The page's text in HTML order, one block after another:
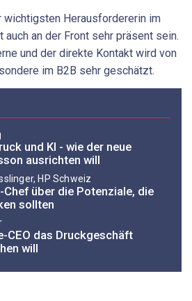
wichtigsten Herausfordererin im
an der Front sehr präsent sein.
und der direkte Kontakt wird von
im B2B sehr geschätzt.
und KI - wie der neue
ausrichten will
HP Schweiz
Chef über die Potenziale, die
sollten
CEO das Druckgeschäft
will